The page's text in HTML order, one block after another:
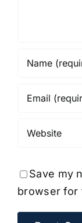
Save my
browser for